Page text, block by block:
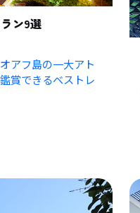
ン9選
アフ島の一大アト
賞できるベストレ